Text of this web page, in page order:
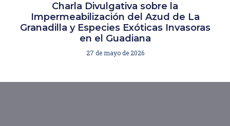
Charla Divulgativa sobre la
Impermeabilización del Azud de La
Granadilla y Especies Exóticas Invasoras
en el Guadiana
27 de mayo de 2026